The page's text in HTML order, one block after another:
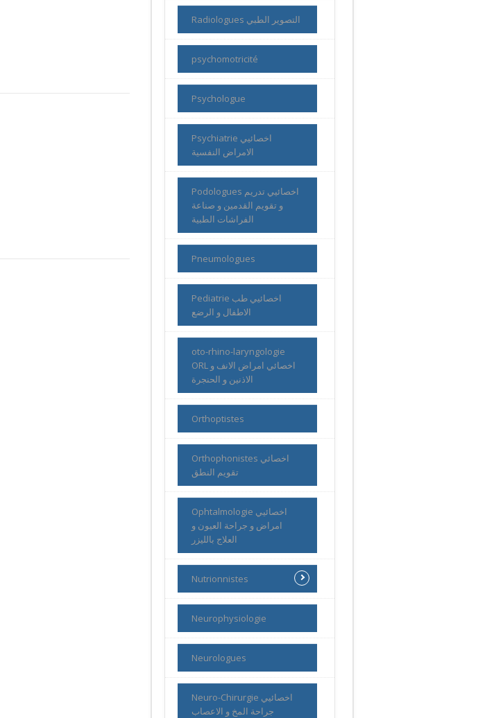
Radiologues التصوير الطبي
psychomotricité
Psychologue
Psychiatrie اخصائيي
الامراض النفسية
Podologues اخصائيي تدريم
و تقويم القدمين و صناعة
الفراشات الطبية
Pneumologues
Pediatrie اخصائيي طب
الاطفال و الرضع
oto-rhino-laryngologie
ORL اخصائي امراض الانف و
الاذنين و الحنجرة
Orthoptistes
Orthophonistes اخصائي
تقويم النطق
Ophtalmologie اخصائيي
امراض و جراحة العيون و
العلاج بالليزر
Nutrionnistes
Neurophysiologie
Neurologues
Neuro-Chirurgie اخصائيي
جراحة المخ و الاعصاب